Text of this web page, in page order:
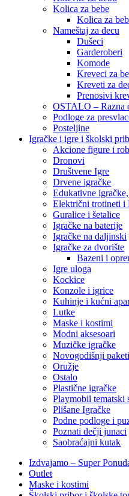
Kolica za bebe
Kolica za
Nameštaj za decu
Dušeci
Garderoberi
Komode
Kreveci za
Kreveti za
Prenosivi
OSTALO – Razna
Podloge za
Posteljine
Igračke i igre i školski
Akcione figure i
Dronovi
Društvene Igre
Drvene igračke
Edukativne
Električni trotineti i
Guralice i šetalice
Igračke na baterije
Igračke na daljinski
‎Igračke za dvorište
Bazeni i
Igre uloga
Kockice
Konzole i igrice
Kuhinje i kućni
Lutke
Maske i kostimi
Modni aksesoari
Muzičke igračke
Novogodišnji
Oružje
Ostalo
Plastične igračke
Playmobil tematski
Plišane Igračke
Podne podloge i
Poznati dečji junaci
Saobraćajni kutak
Izdvajamo – Super
Outlet
Maske i kostimi